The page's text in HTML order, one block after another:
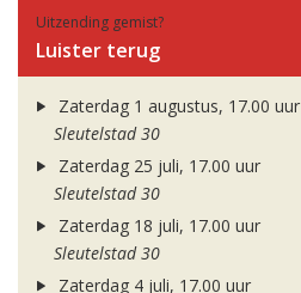
Uitzending gemist?
Luister terug
Zaterdag 1 augustus, 17.00 uur
Sleutelstad 30
Zaterdag 25 juli, 17.00 uur
Sleutelstad 30
Zaterdag 18 juli, 17.00 uur
Sleutelstad 30
Zaterdag 4 juli, 17.00 uur